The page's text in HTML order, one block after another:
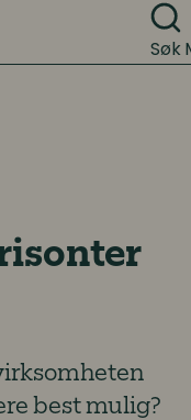
Søk
best mulig?